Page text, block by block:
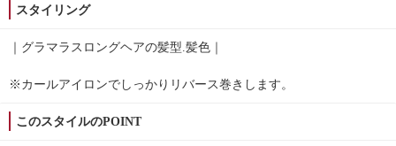
スタイリング
｜グラマラスロングヘアの髪型.髪色｜
※カールアイロンでしっかりリバース巻きします。
このスタイルのPOINT